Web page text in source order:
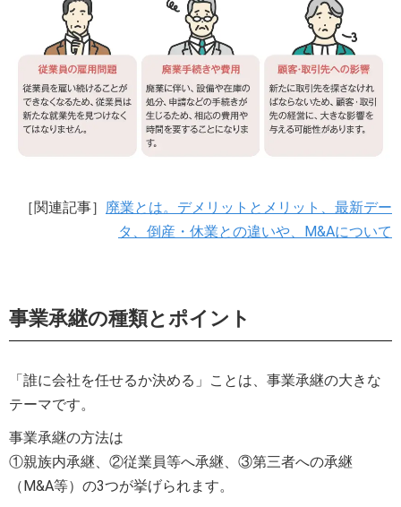
［関連記事］ 廃業とは。デメリットとメリット、最新デー
タ、倒産・休業との違いや、M&Aについて
事業承継の種類とポイント
「誰に会社を任せるか決める」ことは、事業承継の大きな
テーマです。
事業承継の方法は
①親族内承継、②従業員等へ承継、③第三者への承継
（M&A等）の3つが挙げられます。